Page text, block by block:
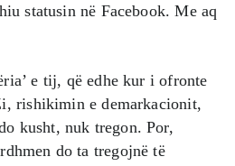
statusin në Facebook. Me aq
e tij, që edhe kur i ofronte
rishikimin e demarkacionit,
kusht, nuk tregon. Por,
do ta tregojnë të